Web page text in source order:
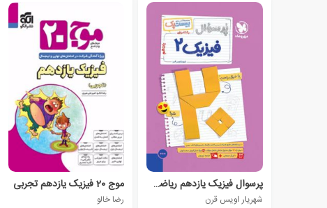
پرسوال فیزیک یازدهم ریاضی (بیست پک)
شهریار اویس قرن
موج 20 فیزیک یازدهم تجربی
رضا خالو